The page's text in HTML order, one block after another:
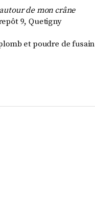
de mon crâne
9, Quetigny
et poudre de fusain